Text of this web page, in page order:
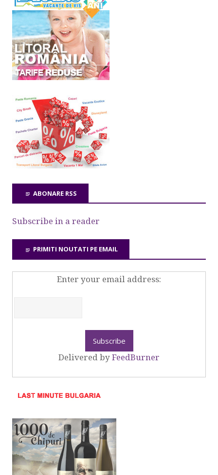
ABONARE RSS
Subscribe in a reader
PRIMITI NOUTATI PE EMAIL
Enter your email address:
Delivered by FeedBurner